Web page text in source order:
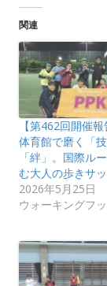
関連
【第462回開催
体育館で磨く「
「絆」。国際ル
む大人の歩きサ
2026年5月25日
ウォーキングフ